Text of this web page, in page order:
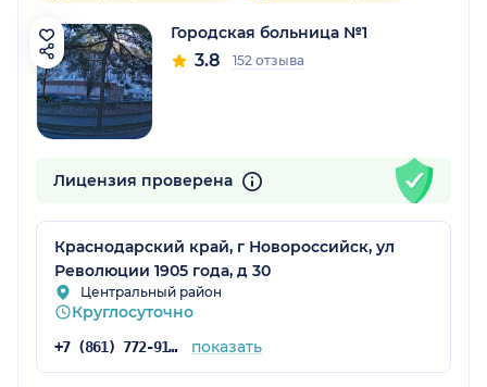
Городская больница №1
3.8 152 отзыва
Лицензия проверена
Краснодарский край, г Новороссийск, ул
Революции 1905 года, д 30
Центральный район
Круглосуточно
+7 (861) 772-91-11 показать